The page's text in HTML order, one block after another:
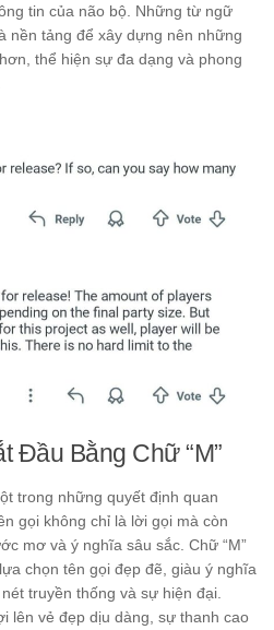
tin của não bộ. Những từ ngữ
nền tảng để xây dựng nên những
thể hiện sự đa dạng và phong
Đầu Bằng Chữ “M”
trong những quyết định quan
gọi không chỉ là lời gọi mà còn
mơ và ý nghĩa sâu sắc. Chữ “M”
chọn tên gọi đẹp đẽ, giàu ý nghĩa
truyền thống và sự hiện đại.
lên vẻ đẹp dịu dàng, sự thanh cao